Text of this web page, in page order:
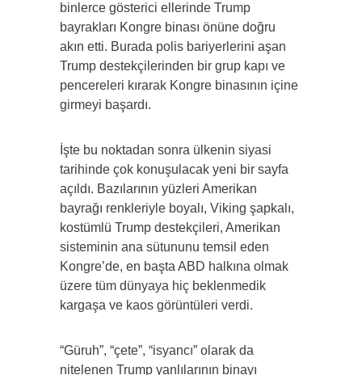
binlerce gösterici ellerinde Trump
bayrakları Kongre binası önüne doğru
akın etti. Burada polis bariyerlerini aşan
Trump destekçilerinden bir grup kapı ve
pencereleri kırarak Kongre binasının içine
girmeyi başardı.
İşte bu noktadan sonra ülkenin siyasi
tarihinde çok konuşulacak yeni bir sayfa
açıldı. Bazılarının yüzleri Amerikan
bayrağı renkleriyle boyalı, Viking şapkalı,
kostümlü Trump destekçileri, Amerikan
sisteminin ana sütununu temsil eden
Kongre’de, en başta ABD halkına olmak
üzere tüm dünyaya hiç beklenmedik
kargaşa ve kaos görüntüleri verdi.
“Güruh”, “çete”, “isyancı” olarak da
nitelenen Trump yanlılarının binayı